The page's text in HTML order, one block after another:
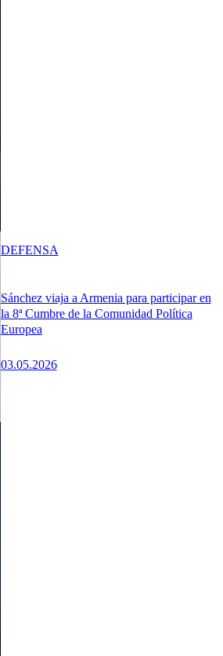
Sánchez viaja a Armenia para participar en
la 8ª Cumbre de la Comunidad Política
Europea
03.05.2026
DEFENSA